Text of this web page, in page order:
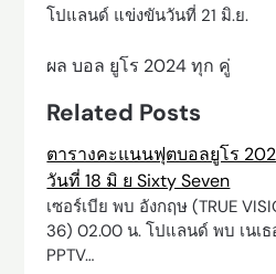
โปแลนด์ แข่งขันวันที่ 21 มิ.ย.
ผล บอล ยูโร 2024 ทุก คู่
Related Posts
ตารางคะแนนฟุตบอลยูโร
วันที่ 18 มิ ย Sixty Seven
เซอร์เบีย พบ อังกฤษ (TRUE
36) 02.00 น. โปแลนด์ พบ เนเธ
PPTV…